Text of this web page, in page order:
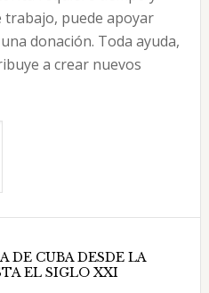
trabajo, puede apoyar
donación. Toda ayuda,
a crear nuevos
DE CUBA DESDE LA
EL SIGLO XXI